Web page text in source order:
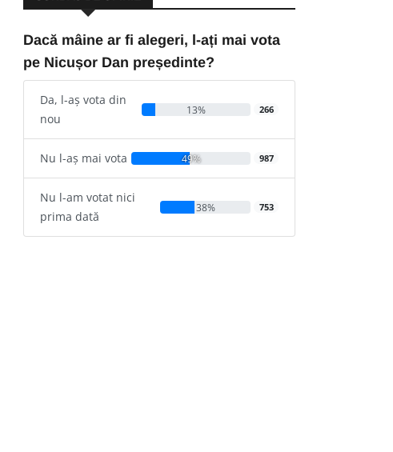
Dacă mâine ar fi alegeri, l-ați mai vota
pe Nicușor Dan președinte?
Da, l-aș vota din
nou
13% 266
Nu l-aș mai vota 49% 987
Nu l-am votat nici
prima dată
38% 753